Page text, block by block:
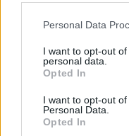
Personal Data
I want to opt-out
personal data.
Opted In
I want to opt-out
Personal Data.
Opted In
impatto concreto e
SOSTENIBILITÀ